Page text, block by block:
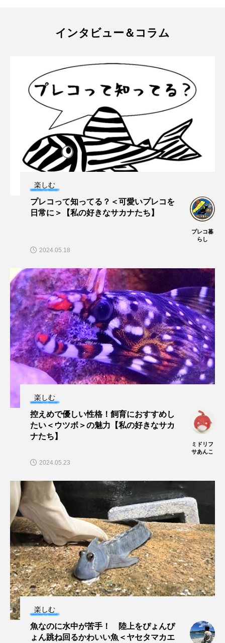
横浜開運水族館
死滅回遊魚 水族館 水族館人
水生昆虫 水生生物 汽水域
河川 沼津港深海水族館 法律 海
海きらら 海水魚 海洋
海獣 海綿動物
海鳥 液浸標本 淀川 淡水魚
漁業 漁港 漫画 灯台
無脊椎動物 熱帯魚 牡蠣 特徴
琵琶湖博物館 環境 環境保全
生きた化石 生態 生態系 生物多様性
産卵 田んぼ 甲殻類 発酵食品
白身魚 相模川 磯 磯焼け
磯遊び
私の好きなサカナたち
絶滅種 繁殖 繫殖 美ら海水族館
美容 群馬県 耳石 脊索動物
自然 自然保護 自由研究
葛西臨海公園 葛西臨海水族園 藻場
藻類 見分け方 観察 調査
資源 赤潮 足摺海洋館SATOUMI
インタビュー＆コラム
楽しむ
プレコって知ってる？＜可愛いプレコを
日常に＞【私の好きなサカナたち】
プレコ暮
らし
2024.05.18
楽しむ
控えめで優しい性格！飼育におすすめし
たい＜ウツボ＞の魅力【私の好きなサカ
ナたち】
ミドリフ
サあんこ
2024.05.23
楽しむ
魚なのに水中が苦手！ 陸上をぴょんぴ
ょん跳ね回るかわいい魚＜ヤセタマカエ